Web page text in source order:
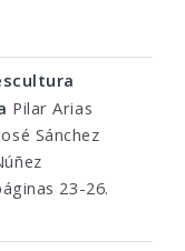
Pilar Arias
Sánchez
23-26.